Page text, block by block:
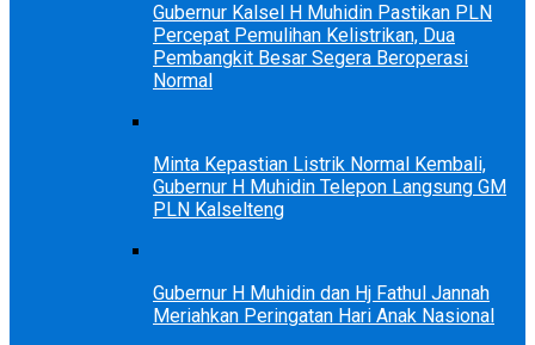
Gubernur Kalsel H Muhidin Pastikan PLN
Percepat Pemulihan Kelistrikan, Dua
Pembangkit Besar Segera Beroperasi
Normal
Minta Kepastian Listrik Normal Kembali,
Gubernur H Muhidin Telepon Langsung GM
PLN Kalselteng
Gubernur H Muhidin dan Hj Fathul Jannah
Meriahkan Peringatan Hari Anak Nasional